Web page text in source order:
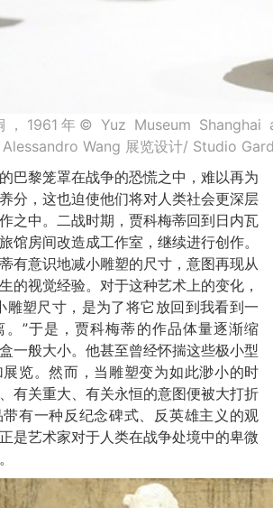
1961年© Yuz Museum Shanghai
Wang 展览设计/ Studio
巴黎笼罩在战争的恐慌之中，难以再为
分，这也迫使他们将对人类社会更深层
之中。二战时期，贾科梅蒂回到日内瓦
馆房间改造成工作室，继续进行创作。
有意识地减小雕塑的尺寸，意图再现从
的视觉经验。对于这种艺术上的变化，
雕塑尺寸，是为了将它放回到我看到一
。”于是，贾科梅蒂的作品体量逐渐缩
一般大小。他甚至曾经怀揣这些极小型
览。然而，当雕塑变为如此渺小的时
有关重大、有关永恒的意图便被大打折
有一种反纪念碑式、反英雄主义的观
是艺术家对于人类在战争处境中的卑微